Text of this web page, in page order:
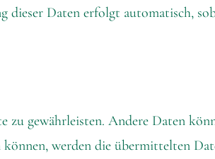
Daten erfolgt automatisch,
gewährleisten. Andere Daten
werden die übermittelten